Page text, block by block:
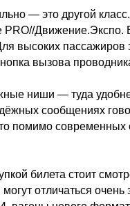
— это другой
Движение.Экспо.
высоких пассажиров
вызова
ниши — туда
сообщениях
помимо
билета стоит
отличаться очень